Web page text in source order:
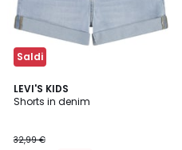
Saldi
LEVI'S KIDS
Shorts in denim
32,99 €
5
/